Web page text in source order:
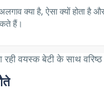
क्या है, ऐसा क्यों होता है
हैं।